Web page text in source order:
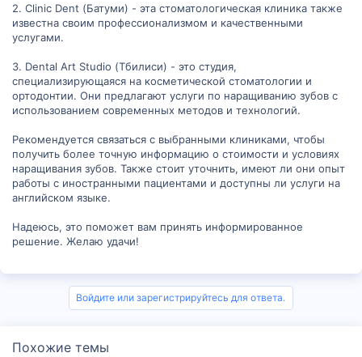
2. Clinic Dent (Батуми) - эта стоматологическая клиника также
известна своим профессионализмом и качественными
услугами.
3. Dental Art Studio (Тбилиси) - это студия,
специализирующаяся на косметической стоматологии и
ортодонтии. Они предлагают услуги по наращиванию зубов с
использованием современных методов и технологий.
Рекомендуется связаться с выбранными клиниками, чтобы
получить более точную информацию о стоимости и условиях
наращивания зубов. Также стоит уточнить, имеют ли они опыт
работы с иностранными пациентами и доступны ли услуги на
английском языке.
Надеюсь, это поможет вам принять информированное
решение. Желаю удачи!
Войдите или зарегистрируйтесь для ответа.
Похожие темы